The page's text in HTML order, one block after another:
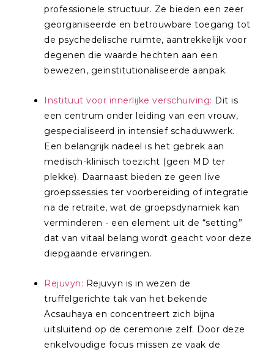
professionele structuur. Ze bieden een zeer
georganiseerde en betrouwbare toegang tot
de psychedelische ruimte, aantrekkelijk voor
degenen die waarde hechten aan een
bewezen, geïnstitutionaliseerde aanpak.
Instituut voor innerlijke verschuiving: Dit is
een centrum onder leiding van een vrouw,
gespecialiseerd in intensief schaduwwerk.
Een belangrijk nadeel is het gebrek aan
medisch-klinisch toezicht (geen MD ter
plekke). Daarnaast bieden ze geen live
groepssessies ter voorbereiding of integratie
na de retraite, wat de groepsdynamiek kan
verminderen - een element uit de “setting”
dat van vitaal belang wordt geacht voor deze
diepgaande ervaringen.
Rejuvyn: Rejuvyn is in wezen de
truffelgerichte tak van het bekende
Acsauhaya en concentreert zich bijna
uitsluitend op de ceremonie zelf. Door deze
enkelvoudige focus missen ze vaak de